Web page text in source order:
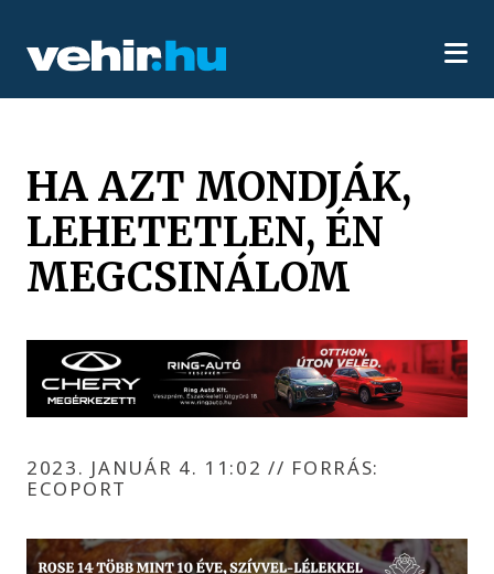
HA AZT MONDJÁK,
LEHETETLEN, ÉN
MEGCSINÁLOM
2023. JANUÁR 4. 11:02// FORRÁS:
ECOPORT